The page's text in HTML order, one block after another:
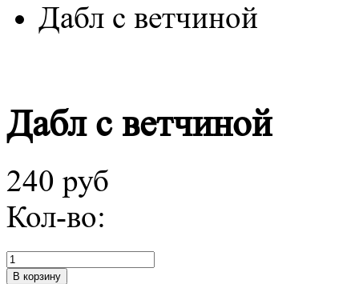
Дабл с ветчиной
Дабл с ветчиной
240 руб
Кол-во: